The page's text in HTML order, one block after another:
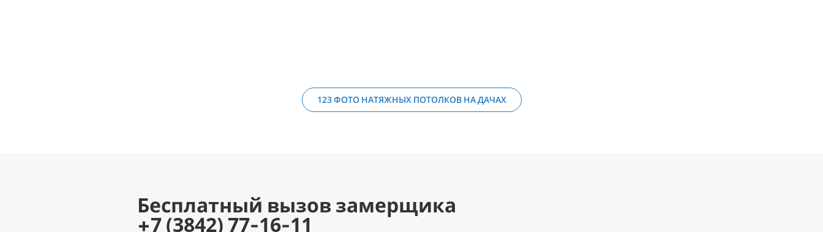
123 ФОТО НАТЯЖНЫХ ПОТОЛКОВ НА ДАЧАХ
Бесплатный вызов замерщика
+7 (3842) 77-16-11